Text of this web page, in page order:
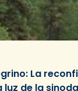
La
luz de la